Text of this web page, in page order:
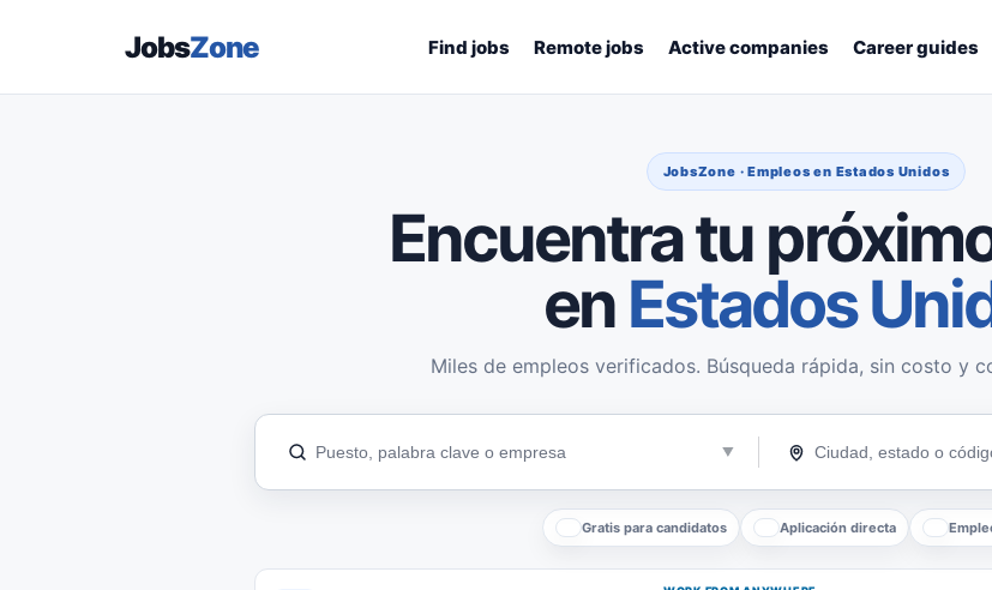
JobsZone Find jobs Remote jobs Active companies Career guides
JobsZone · Empleos en Estados Unidos
Encuentra tu
en Estados
Miles de empleos verificados. Búsqueda rápida, sin costo y
Gratis para candidatos Aplicación directa